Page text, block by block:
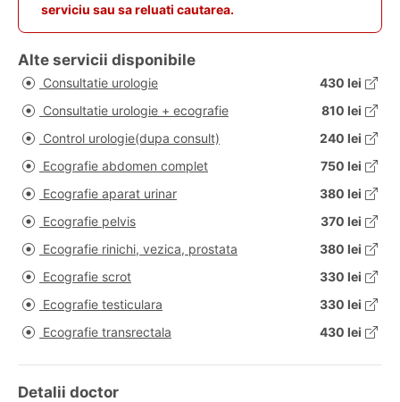
serviciu sau sa reluati cautarea.
Alte servicii disponibile
Consultatie urologie
430 lei
Consultatie urologie + ecografie
810 lei
Control urologie(dupa consult)
240 lei
Ecografie abdomen complet
750 lei
Ecografie aparat urinar
380 lei
Ecografie pelvis
370 lei
Ecografie rinichi, vezica, prostata
380 lei
Ecografie scrot
330 lei
Ecografie testiculara
330 lei
Ecografie transrectala
430 lei
Detalii doctor